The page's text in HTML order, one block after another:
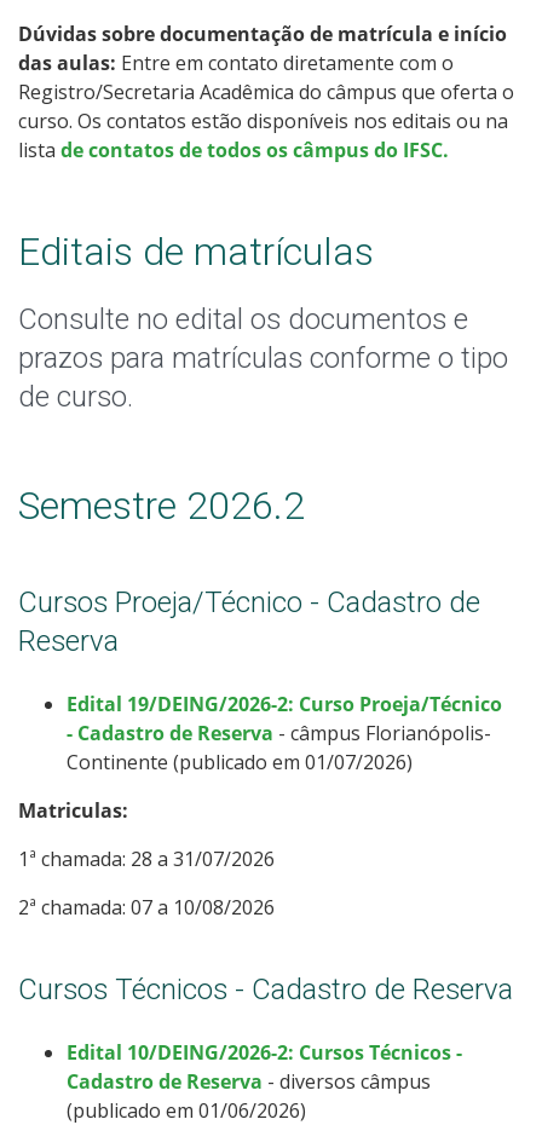
Como posso estudar no IFSC?
Calendário de inscrições
Cotas
Orientações para Matrícula
Provas e Gabaritos
Dúvidas sobre documentação de matrícula e início
das aulas: Entre em contato diretamente com o
Registro/Secretaria Acadêmica do câmpus que oferta o
curso. Os contatos estão disponíveis nos editais ou na
lista de contatos de todos os câmpus do IFSC.
Editais de matrículas
Consulte no edital os documentos e
prazos para matrículas conforme o tipo
de curso.
Semestre 2026.2
Cursos Proeja/Técnico - Cadastro de
Reserva
Edital 19/DEING/2026-2: Curso Proeja/Técnico
- Cadastro de Reserva - câmpus Florianópolis-
Continente (publicado em 01/07/2026)
Matriculas:
1ª chamada: 28 a 31/07/2026
2ª chamada: 07 a 10/08/2026
Cursos Técnicos - Cadastro de Reserva
Edital 10/DEING/2026-2: Cursos Técnicos -
Cadastro de Reserva - diversos câmpus
(publicado em 01/06/2026)